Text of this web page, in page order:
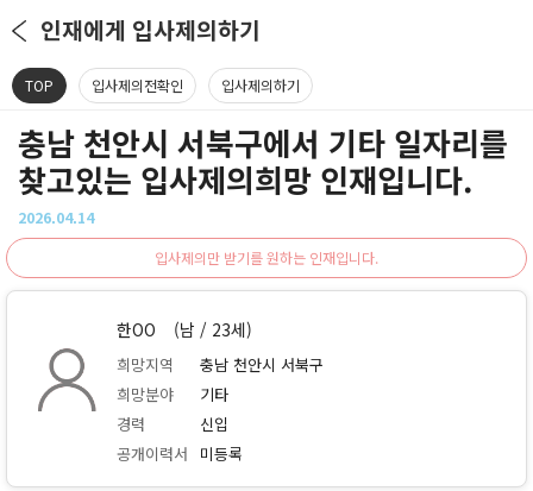
인재에게 입사제의하기
TOP 입사제의전확인 입사제의하기
충남 천안시 서북구에서 기타 일자리를
찾고있는 입사제의희망 인재입니다.
2026.04.14
입사제의만 받기를 원하는 인재입니다.
한OO (남 / 23세)
희망지역
충남 천안시 서북구
희망분야
기타
경력
신입
공개이력서
미등록